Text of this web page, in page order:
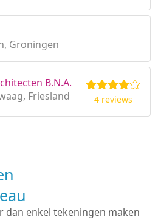
Groningen
B.N.A.
Friesland
4 reviews
dan enkel tekeningen maken